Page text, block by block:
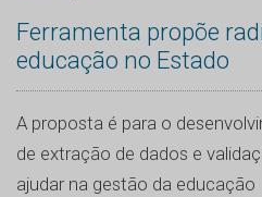
Ferramenta propõe
educação no Estado
A proposta é para o
de extração de dados e
ajudar na gestão da educação